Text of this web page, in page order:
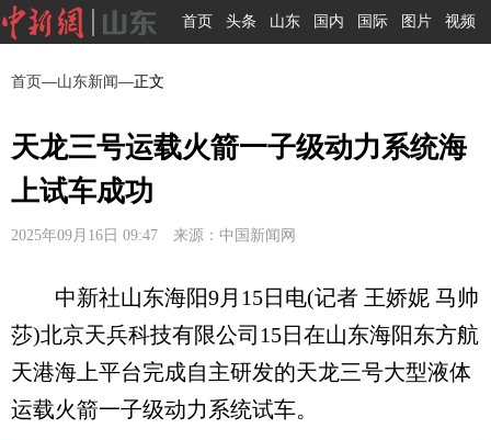
首页 头条 山东 国内 国际 图片 视频
首页—山东新闻—正文
天龙三号运载火箭一子级动力系统海
上试车成功
2025年09月16日 09:47 来源：中国新闻网
中新社山东海阳9月15日电(记者 王娇妮 马帅
莎)北京天兵科技有限公司15日在山东海阳东方航
天港海上平台完成自主研发的天龙三号大型液体
运载火箭一子级动力系统试车。